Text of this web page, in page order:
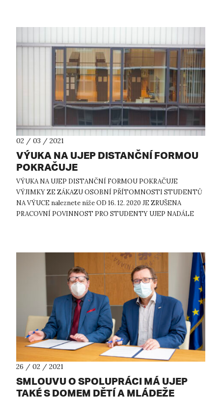
02 / 03 / 2021
VÝUKA NA UJEP DISTANČNÍ FORMOU
POKRAČUJE
VÝUKA NA UJEP DISTANČNÍ FORMOU POKRAČUJE
VÝJIMKY ZE ZÁKAZU OSOBNÍ PŘÍTOMNOSTI STUDENTŮ
NA VÝUCE naleznete níže OD 16. 12. 2020 JE ZRUŠENA
PRACOVNÍ POVINNOST PRO STUDENTY UJEP NADÁLE
26 / 02 / 2021
SMLOUVU O SPOLUPRÁCI MÁ UJEP
TAKÉ S DOMEM DĚTÍ A MLÁDEŽE